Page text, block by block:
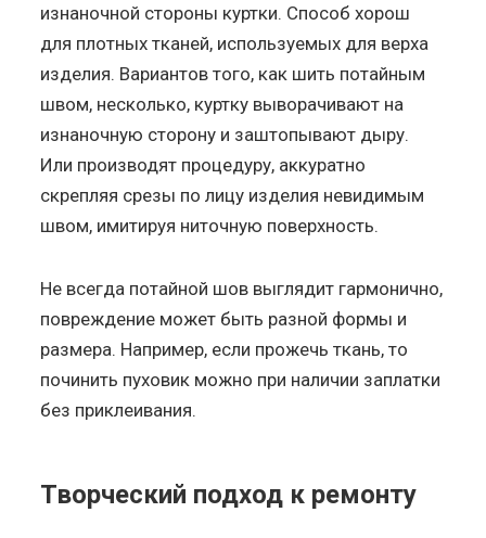
изнаночной стороны куртки. Способ хорош
для плотных тканей, используемых для верха
изделия. Вариантов того, как шить потайным
швом, несколько, куртку выворачивают на
изнаночную сторону и заштопывают дыру.
Или производят процедуру, аккуратно
скрепляя срезы по лицу изделия невидимым
швом, имитируя ниточную поверхность.
Не всегда потайной шов выглядит гармонично,
повреждение может быть разной формы и
размера. Например, если прожечь ткань, то
починить пуховик можно при наличии заплатки
без приклеивания.
Творческий подход к ремонту